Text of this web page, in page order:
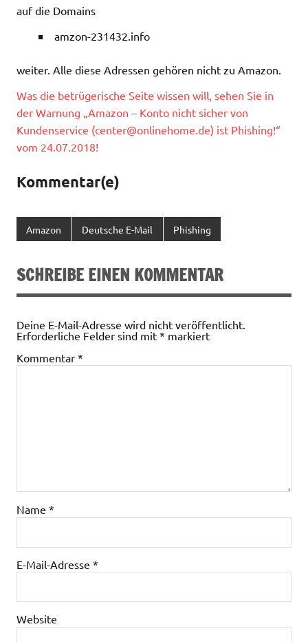
auf die Domains
amzon-231432.info
weiter. Alle diese Adressen gehören nicht zu Amazon.
Was die betrügerische Seite wissen will, sehen Sie in
der Warnung „Amazon – Konto nicht sicher von
Kundenservice (center@onlinehome.de) ist Phishing!“
vom 24.07.2018!
Kommentar(e)
Amazon Deutsche E-Mail Phishing
SCHREIBE EINEN KOMMENTAR
Deine E-Mail-Adresse wird nicht veröffentlicht.
Erforderliche Felder sind mit * markiert
Kommentar *
Name *
E-Mail-Adresse *
Website